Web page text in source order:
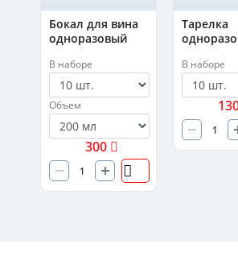
Бокал для вина
одноразовый
В наборе
Объем
300
Тарелка
В наборе